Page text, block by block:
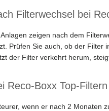
Filterwechsel bei
zeigen nach dem
Prüfen Sie auch, ob der
der Filter verkehrt herum,
Reco-Boxx Top-Filtern
wenn er nach 2 Monaten